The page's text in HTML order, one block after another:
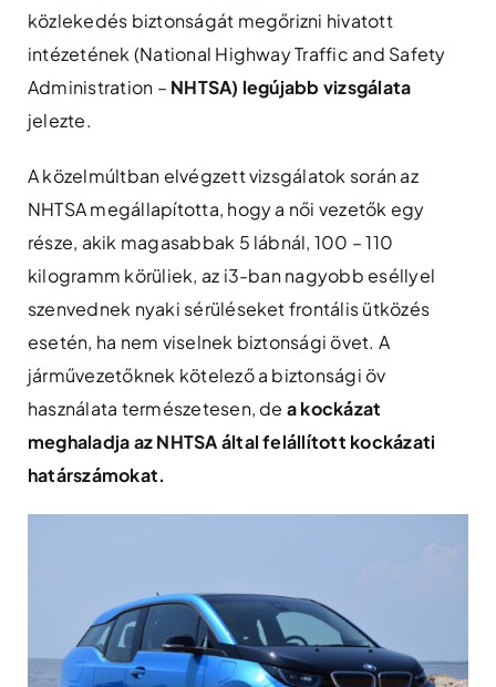
közlekedés biztonságát megőrizni hivatott
intézetének (National Highway Traffic and Safety
Administration – NHTSA) legújabb vizsgálata
jelezte.
A közelmúltban elvégzett vizsgálatok során az
NHTSA megállapította, hogy a női vezetők egy
része, akik magasabbak 5 lábnál, 100 – 110
kilogramm körüliek, az i3-ban nagyobb eséllyel
szenvednek nyaki sérüléseket frontális ütközés
esetén, ha nem viselnek biztonsági övet. A
járművezetőknek kötelező a biztonsági öv
használata természetesen, de a kockázat
meghaladja az NHTSA által felállított kockázati
határszámokat.